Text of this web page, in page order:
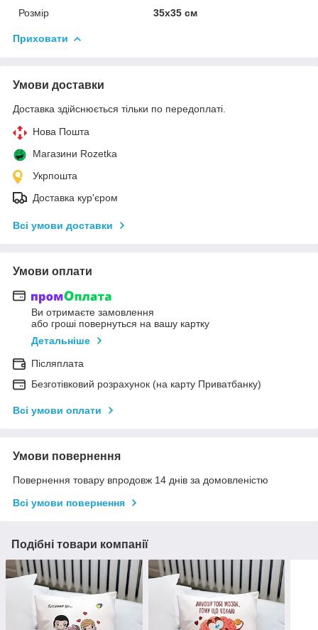
Розмір
35x35 см
Приховати
Умови доставки
Доставка здійснюється тільки по передоплаті.
Нова Пошта
Магазини Rozetka
Укрпошта
Доставка кур'єром
Всі умови доставки
Умови оплати
Ви отримаєте замовлення
або гроші повернуться на вашу картку
Детальніше
Післяплата
Безготівковий розрахунок (на карту Приватбанку)
Всі умови оплати
Умови повернення
Повернення товару впродовж 14 днів за домовленістю
Всі умови повернення
Подібні товари компанії